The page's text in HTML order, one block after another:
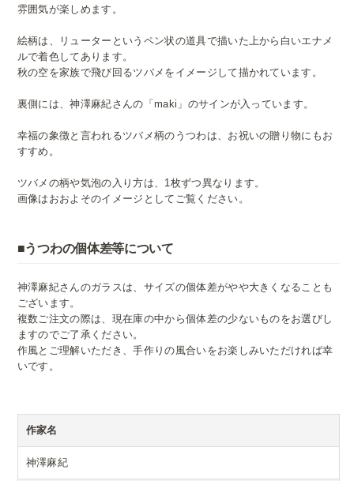
雰囲気が楽しめます。
絵柄は、リューターというペン状の道具で描いた上から白いエナメ
ルで着色してあります。
秋の空を家族で飛び回るツバメをイメージして描かれています。
裏側には、神澤麻紀さんの「maki」のサインが入っています。
幸福の象徴と言われるツバメ柄のうつわは、お祝いの贈り物にもお
すすめ。
ツバメの柄や気泡の入り方は、1枚ずつ異なります。
画像はおおよそのイメージとしてご覧ください。
■うつわの個体差等について
神澤麻紀さんのガラスは、サイズの個体差がやや大きくなることも
ございます。
複数ご注文の際は、現在庫の中から個体差の少ないものをお選びし
ますのでご了承ください。
作風とご理解いただき、手作りの風合いをお楽しみいただければ幸
いです。
作家名
神澤麻紀